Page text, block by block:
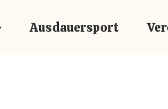
Ausdauersport